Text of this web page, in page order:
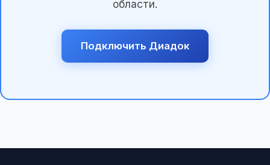
области.
Подключить Диадок